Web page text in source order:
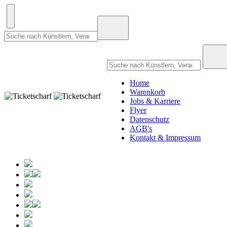
Home
Warenkorb
Jobs & Karriere
Flyer
Datenschutz
AGB's
Kontakt & Impressum